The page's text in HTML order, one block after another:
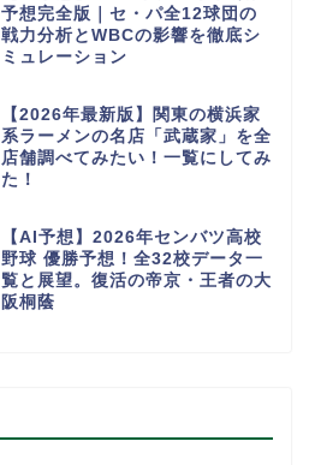
予想完全版｜セ・パ全12球団の
戦力分析とWBCの影響を徹底シ
ミュレーション
【2026年最新版】関東の横浜家
系ラーメンの名店「武蔵家」を全
店舗調べてみたい！一覧にしてみ
た！
【AI予想】2026年センバツ高校
野球 優勝予想！全32校データ一
覧と展望。復活の帝京・王者の大
阪桐蔭